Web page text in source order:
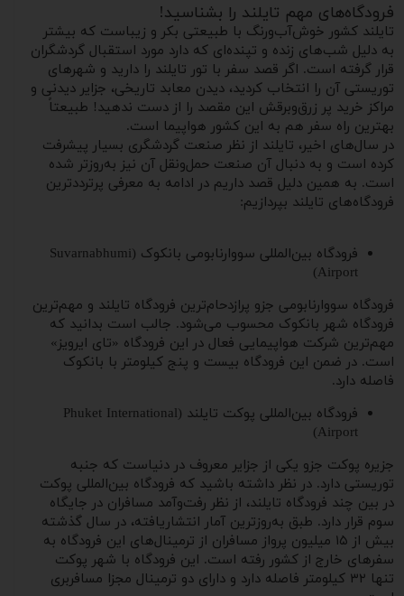
فرودگاه‌های مهم تایلند را بشناسید!
تایلند کشور خوش‌آب‌ورنگ با طبیعتی بکر و زیباست که بیشتر
به دلیل شب‌های زنده و تپنده‌ای که دارد مورد استقبال گردشگران
قرار گرفته است. اگر قصد سفر با تور تایلند را دارید و شهرهای
توریستی آن را انتخاب کردید، دیدن معابد تاریخی، جزایر دیدنی و
مراکز خرید پر زرق‌وبرقش این مقصد را از دست ندهید! طبیعتاً
بهترین راه سفر هم به این کشور هواپیما است.
در سال‌های اخیر، تایلند از نظر صنعت گردشگری بسیار پیشرفت
کرده است و به دنبال آن صنعت حمل‌ونقل آن نیز به‌روزتر شده
است. به همین دلیل قصد داریم در ادامه به معرفی پرترددترین
فرودگاه‌های تایلند بپردازیم:
فرودگاه بین‌المللی سووارنابومی بانکوک (Suvarnabhumi
Airport)
فرودگاه سووارنابومی جزو پرازدحام‌ترین فرودگاه تایلند و مهم‌ترین
فرودگاه شهر بانکوک محسوب می‌شود. جالب است بدانید که
مهم‌ترین شرکت هواپیمایی فعال در این فرودگاه «تای ایرویز»
است. در ضمن این فرودگاه بیست و پنج کیلومتر با بانکوک
فاصله دارد.
فرودگاه بین‌المللی پوکت تایلند (Phuket International
Airport)
جزیره پوکت جزو یکی از جزایر معروف در دنیاست که جنبه
توریستی دارد. در نظر داشته باشید که فرودگاه بین‌المللی پوکت
در بین چند فرودگاه تایلند، از نظر رفت‌و‌آمد مسافران در جایگاه
سوم قرار دارد. طبق به‌روزترین آمار انتشاریافته، در سال گذشته
بیش از ۱۵ میلیون پرواز مسافران از ترمینال‌های این فرودگاه به
سفرهای خارج از کشور رفته است. این فرودگاه با شهر پوکت
تنها ۳۲ کیلومتر فاصله دارد و دارای دو ترمینال مجزا مسافربری